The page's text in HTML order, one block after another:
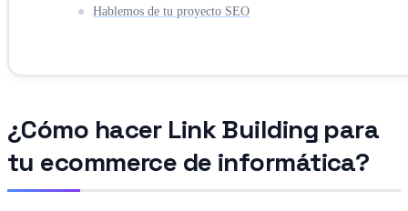
Hablemos de tu proyecto SEO
¿Cómo hacer Link Building para
tu ecommerce de informática?